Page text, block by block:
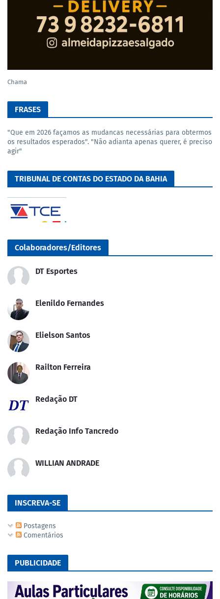
Chama
FRASES
"Que em 2026 façamos as mudancas necessárias para obtermos
os resultados esperados". "Não adianta apenas querer, é preciso
agir"
TRIBUNAL DE CONTAS DO ESTADO DA BAHIA
Colaboradores/Editores
DT Esportes
Elenildo Fernandes
Elielson Santos
Railton Ferreira
Redação DT
Redação Info Tancredo
WILLIAN ANDRADE
INSCREVA-SE
Postagens
Comentários
PUBLICIDADE